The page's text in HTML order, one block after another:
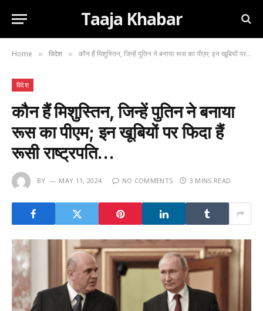
Taaja Khabar
Home » विदेश » कौन हैं मिशुस्तिन, जिन्हें पुतिन ने बनाया रूस का पीएम; इन खूबियों पर फिदा हैं रूसी राष्ट्रपति…
विदेश
कौन हैं मिशुस्तिन, जिन्हें पुतिन ने बनाया
रूस का पीएम; इन खूबियों पर फिदा हैं
रूसी राष्ट्रपति…
BY MAY 11, 2024 NO COMMENTS 3 MINS READ